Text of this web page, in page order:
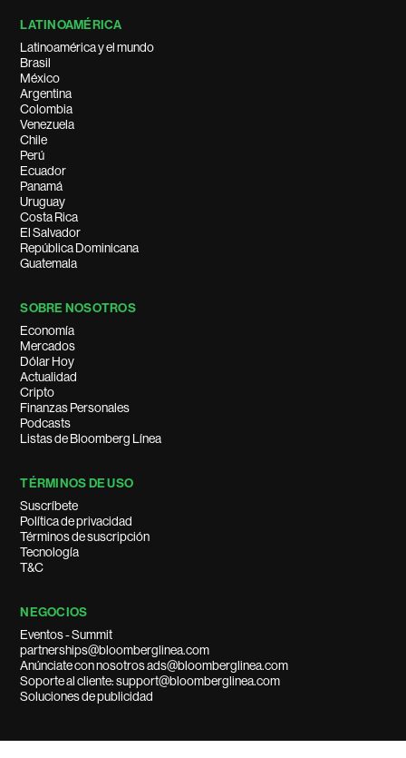
LATINOAMÉRICA
Latinoamérica y el mundo
Brasil
México
Argentina
Colombia
Venezuela
Chile
Perú
Ecuador
Panamá
Uruguay
Costa Rica
El Salvador
República Dominicana
Guatemala
SOBRE NOSOTROS
Economía
Mercados
Dólar Hoy
Actualidad
Cripto
Finanzas Personales
Podcasts
Listas de Bloomberg Línea
TÉRMINOS DE USO
Suscríbete
Política de privacidad
Términos de suscripción
Tecnología
T&C
NEGOCIOS
Eventos - Summit
partnerships@bloomberglinea.com
Anúnciate con nosotros ads@bloomberglinea.com
Soporte al cliente: support@bloomberglinea.com
Soluciones de publicidad